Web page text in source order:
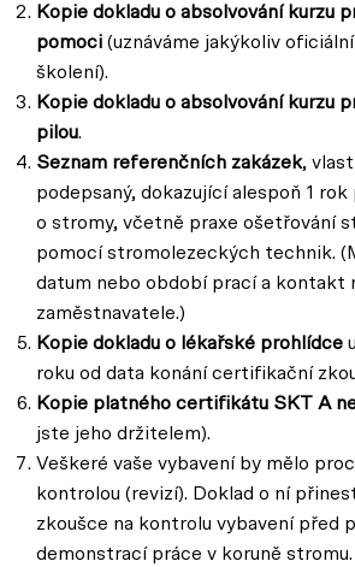
Kopie dokladu o absolvování kurzu
pomoci (uznáváme jakýkoliv
školení).
Kopie dokladu o absolvování kurzu
pilou.
Seznam referenčních zakázek,
podepsaný, dokazující alespoň 1
o stromy, včetně praxe ošetřování
pomocí stromolezeckých technik.
datum nebo období prací a kontakt
zaměstnavatele.)
Kopie dokladu o lékařské prohlídce
roku od data konání certifikační
Kopie platného certifikátu SKT A
jste jeho držitelem).
Veškeré vaše vybavení by mělo
kontrolou (revizí). Doklad o ní
zkoušce na kontrolu vybavení před
demonstrací práce v koruně